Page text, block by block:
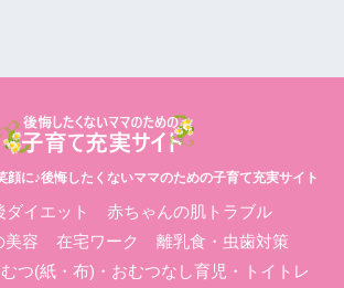
顔に♪後悔したくないママのための子育て充実サイト
ダイエット
赤ちゃんの肌トラブル
美容
在宅ワーク
離乳食・虫歯対策
つ(紙・布)・おむつなし育児・トイトレ